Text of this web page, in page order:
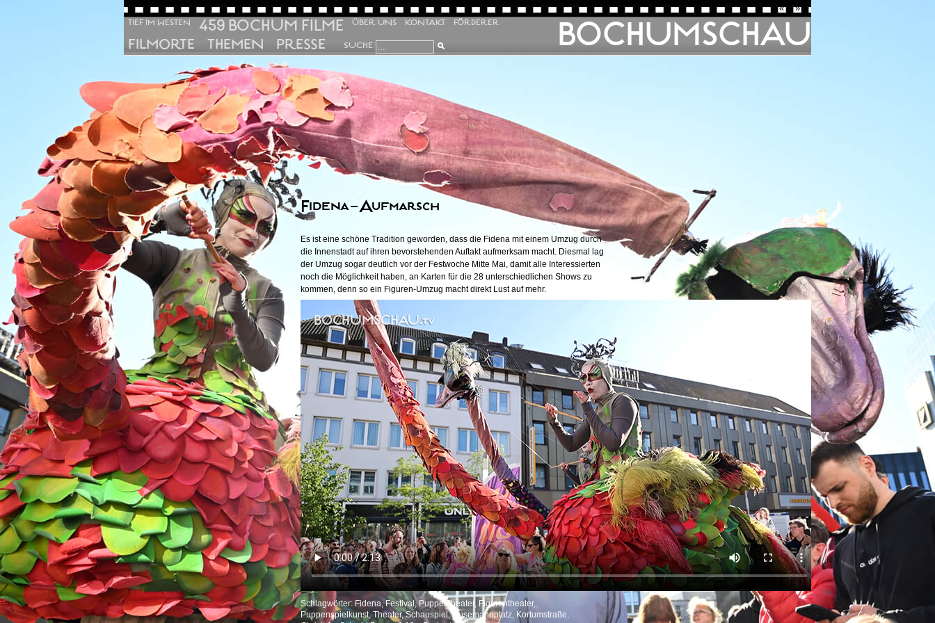
BOCHUMSCHAU
TIEF IM WESTEN 459 BOCHUM FILME ÜBER UNS KONTAKT FÖRDERER
FILMORTE THEMEN PRESSE SUCHE
« »
Fidena-Aufmarsch
Es ist eine schöne Tradition geworden, dass die Fidena mit einem Umzug durch
die Innenstadt auf ihren bevorstehenden Auftakt aufmerksam macht. Diesmal lag
der Umzug sogar deutlich vor der Festwoche Mitte Mai, damit alle Interessierten
noch die Möglichkeit haben, an Karten für die 28 unterschiedlichen Shows zu
kommen, denn so ein Figuren-Umzug macht direkt Lust auf mehr.
Schlagwörter: Fidena,Festival ,Puppentheater, Figurentheater,
Puppenspielkunst,Theater,Schauspiel,Husemannplatz, Kortumstraße,